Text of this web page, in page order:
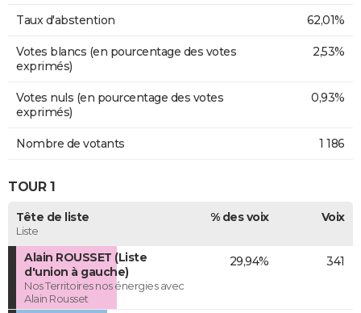
Taux d'abstention 62,01%
Votes blancs (en pourcentage des votes
exprimés)
2,53%
Votes nuls (en pourcentage des votes
exprimés)
0,93%
Nombre de votants 1 186
TOUR 1
Tête de liste
Liste
% des voix Voix
Alain ROUSSET (Liste
d'union à gauche)
Nos Territoires nos énergies avec
Alain Rousset
29,94% 341